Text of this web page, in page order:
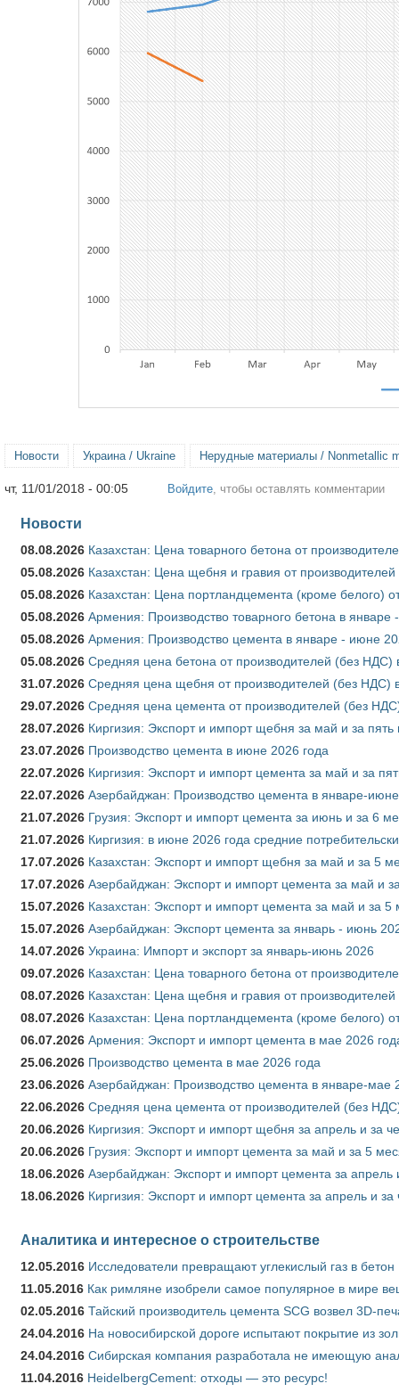
Новости Украина / Ukraine Нерудные материалы / Nonmetallic
чт, 11/01/2018 - 00:05 Войдите , чтобы оставлять комментарии
Новости
08.08.2026 Казахстан: Цена товарного бетона от
05.08.2026 Казахстан: Цена щебня и гравия от
05.08.2026 Казахстан: Цена портландцемента (кроме белого)
05.08.2026 Армения: Производство товарного бетона в январе
05.08.2026 Армения: Производство цемента в январе - июне
05.08.2026 Средняя цена бетона от производителей (без НДС)
31.07.2026 Средняя цена щебня от производителей (без НДС)
29.07.2026 Средняя цена цемента от производителей (без
28.07.2026 Киргизия: Экспорт и импорт щебня за май и за
23.07.2026 Производство цемента в июне 2026 года
22.07.2026 Киргизия: Экспорт и импорт цемента за май и за
22.07.2026 Азербайджан: Производство цемента в январе-
21.07.2026 Грузия: Экспорт и импорт цемента за июнь и за 6
21.07.2026 Киргизия: в июне 2026 года средние
17.07.2026 Казахстан: Экспорт и импорт щебня за май и за 5
17.07.2026 Азербайджан: Экспорт и импорт цемента за май и
15.07.2026 Казахстан: Экспорт и импорт цемента за май и за
15.07.2026 Азербайджан: Экспорт цемента за январь - июнь
14.07.2026 Украина: Импорт и экспорт за январь-июнь 2026
09.07.2026 Казахстан: Цена товарного бетона от
08.07.2026 Казахстан: Цена щебня и гравия от
08.07.2026 Казахстан: Цена портландцемента (кроме белого)
06.07.2026 Армения: Экспорт и импорт цемента в мае 2026
25.06.2026 Производство цемента в мае 2026 года
23.06.2026 Азербайджан: Производство цемента в январе-мае
22.06.2026 Средняя цена цемента от производителей (без
20.06.2026 Киргизия: Экспорт и импорт щебня за апрель и за
20.06.2026 Грузия: Экспорт и импорт цемента за май и за 5
18.06.2026 Азербайджан: Экспорт и импорт цемента за
18.06.2026 Киргизия: Экспорт и импорт цемента за апрель и
Аналитика и интересное о строительстве
12.05.2016 Исследователи превращают углекислый газ в бетон
11.05.2016 Как римляне изобрели самое популярное в мире
02.05.2016 Тайский производитель цемента SCG возвел 3D-
24.04.2016 На новосибирской дороге испытают покрытие из
24.04.2016 Сибирская компания разработала не имеющую
11.04.2016 HeidelbergCement: отходы — это ресурс!